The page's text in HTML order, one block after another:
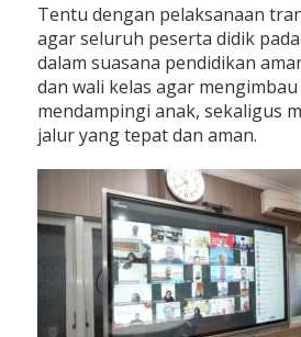
Tentu dengan pelaksanaan
agar seluruh peserta didik
dalam suasana pendidikan
dan wali kelas agar
mendampingi anak, sekaligus
jalur yang tepat dan aman.